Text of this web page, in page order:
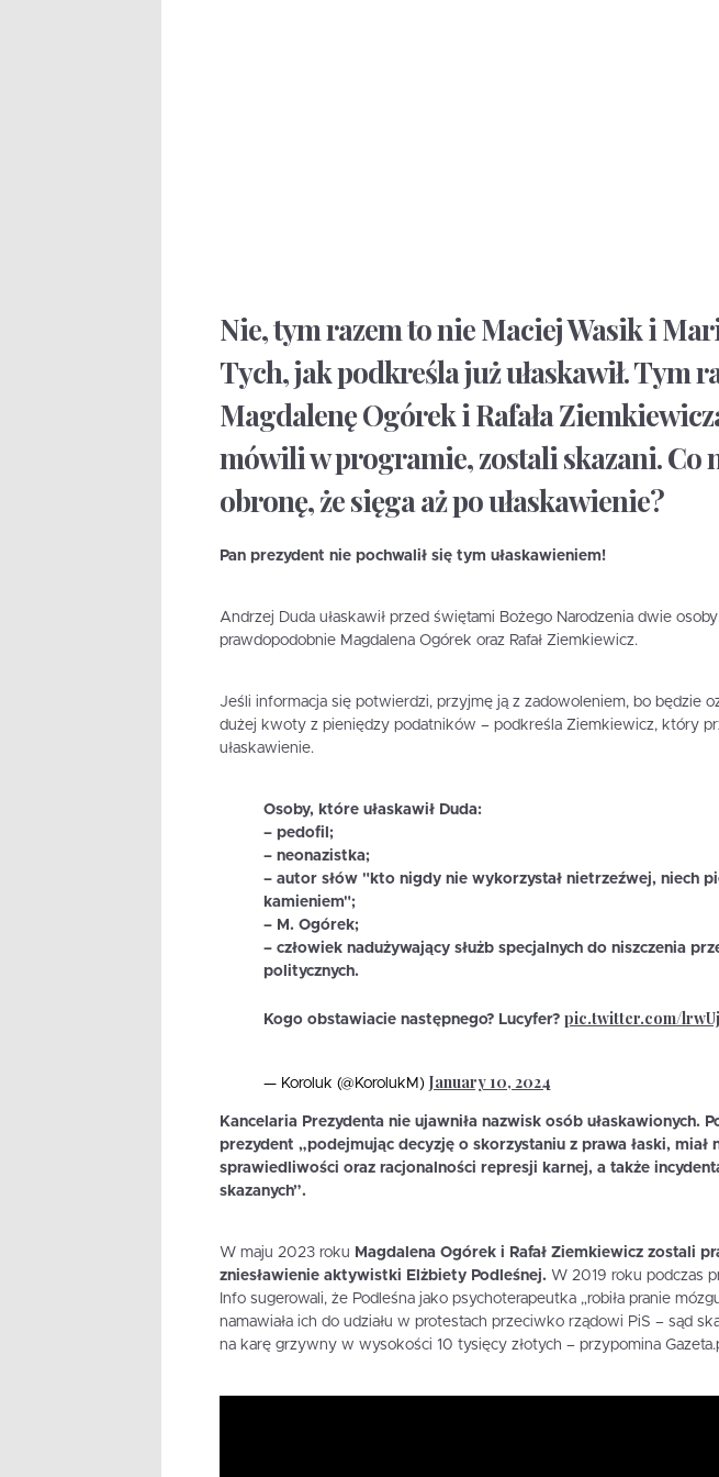
Nie, tym razem to nie Maciej Wasik i
Tych, jak podkreśla już ułaskawił. Tym
Magdalenę Ogórek i Rafała
mówili w programie, zostali skazani. Co
obronę, że sięga aż po ułaskawienie?
Pan prezydent nie pochwalił się tym ułaskawieniem!
Andrzej Duda ułaskawił przed świętami Bożego Narodzenia dwie
prawdopodobnie Magdalena Ogórek oraz Rafał Ziemkiewicz.
Jeśli informacja się potwierdzi, przyjmę ją z zadowoleniem, bo będzie
dużej kwoty z pieniędzy podatników – podkreśla Ziemkiewicz, który
ułaskawienie.
Osoby, które ułaskawił Duda:
– pedofil;
– neonazistka;
– autor słów "kto nigdy nie wykorzystał nietrzeźwej, niech
kamieniem";
– M. Ogórek;
– człowiek nadużywający służb specjalnych do niszczenia
politycznych.
Kogo obstawiacie następnego? Lucyfer? pic.twitter.com/
— Koroluk (@KorolukM) January 10, 2024
Kancelaria Prezydenta nie ujawniła nazwisk osób ułaskawionych.
prezydent „podejmując decyzję o skorzystaniu z prawa łaski, miał
sprawiedliwości oraz racjonalności represji karnej, a także
skazanych”.
W maju 2023 roku Magdalena Ogórek i Rafał Ziemkiewicz zostali
zniesławienie aktywistki Elżbiety Podleśnej. W 2019 roku podczas
Info sugerowali, że Podleśna jako psychoterapeutka „robiła pranie
namawiała ich do udziału w protestach przeciwko rządowi PiS – sąd
na karę grzywny w wysokości 10 tysięcy złotych – przypomina